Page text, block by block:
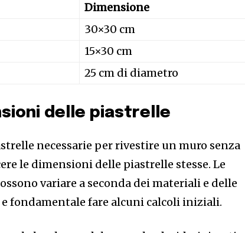
Dimensione
30×30 cm
15×30 cm
25 cm di diametro
delle piastrelle
necessarie per rivestire un muro senza
le dimensioni delle piastrelle stesse. Le
variare a seconda dei materiali e delle
fondamentale fare alcuni calcoli iniziali.